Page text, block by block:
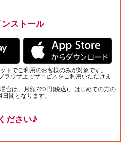
ストール
トでご利用のお客様のみが対象です。
ラウザ上でサービスをご利用いただけま
合は、月額760円(税込)、はじめての方の
間となります。
ださい♪